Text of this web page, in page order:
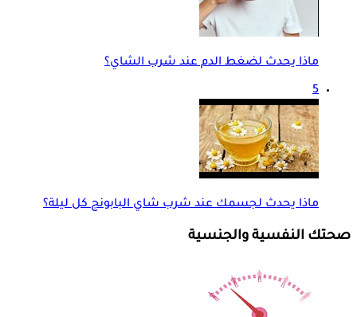
ماذا يحدث لضغط الدم عند شرب الشاي؟
5
ماذا يحدث لجسمك عند شرب شاي البابونج كل ليلة؟
صحتك النفسية والجنسية